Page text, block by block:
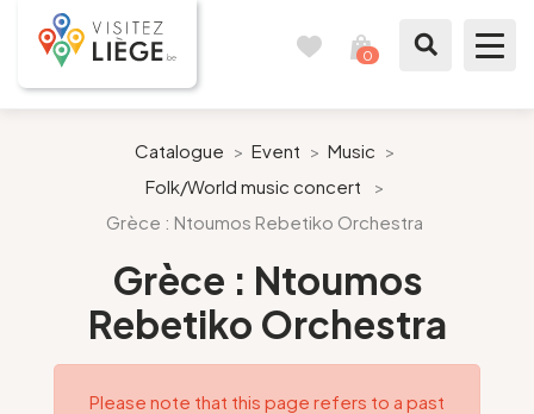
0
Like a citizen of Liège
Prepare my stay
Our suggestions
City of Liège
Catalogue > Event > Music >
Folk/World music concert
>
Grèce : Ntoumos Rebetiko Orchestra
Grèce : Ntoumos
Rebetiko Orchestra
Please note that this page refers to a past